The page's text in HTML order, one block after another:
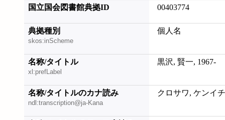
国立国会図書館典拠ID 00403774
典拠種別
skos:inScheme
個人名
名称/タイトル
xl:prefLabel
黒沢, 賢一, 1967-
名称/タイトルのカナ読み
ndl:transcription@ja-Kana
クロサワ, ケンイ